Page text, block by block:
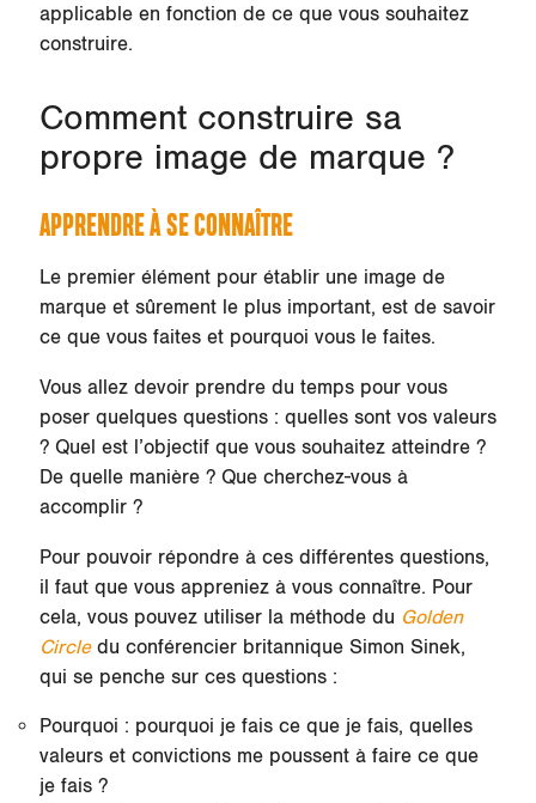
applicable en fonction de ce que vous souhaitez
construire.
Comment construire sa
propre image de marque ?
APPRENDRE À SE CONNAÎTRE
Le premier élément pour établir une image de
marque et sûrement le plus important, est de savoir
ce que vous faites et pourquoi vous le faites.
Vous allez devoir prendre du temps pour vous
poser quelques questions : quelles sont vos valeurs
? Quel est l’objectif que vous souhaitez atteindre ?
De quelle manière ? Que cherchez-vous à
accomplir ?
Pour pouvoir répondre à ces différentes questions,
il faut que vous appreniez à vous connaître. Pour
cela, vous pouvez utiliser la méthode du Golden
Circledu conférencier britannique Simon Sinek,
qui se penche sur ces questions :
Pourquoi : pourquoi je fais ce que je fais, quelles
valeurs et convictions me poussent à faire ce que
je fais ?